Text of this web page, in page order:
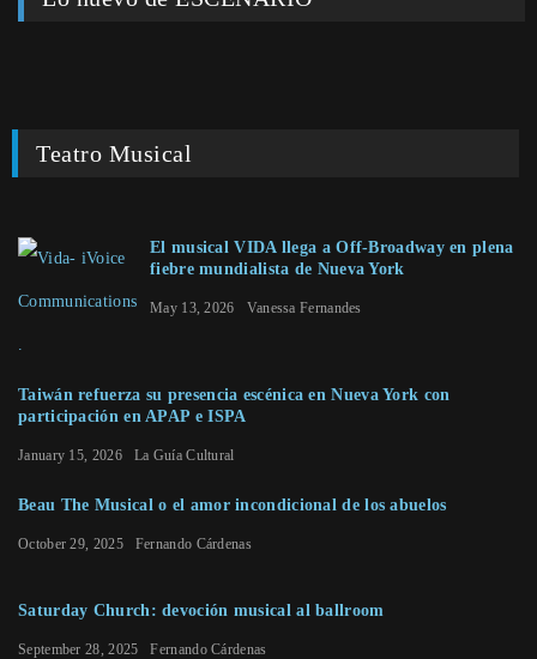
Teatro Musical
El musical VIDA llega a Off-Broadway en plena
fiebre mundialista de Nueva York
May 13, 2026 Vanessa Fernandes
Taiwán refuerza su presencia escénica en Nueva York con
participación en APAP e ISPA
January 15, 2026 La Guía Cultural
Beau The Musical o el amor incondicional de los abuelos
October 29, 2025 Fernando Cárdenas
Saturday Church: devoción musical al ballroom
September 28, 2025 Fernando Cárdenas